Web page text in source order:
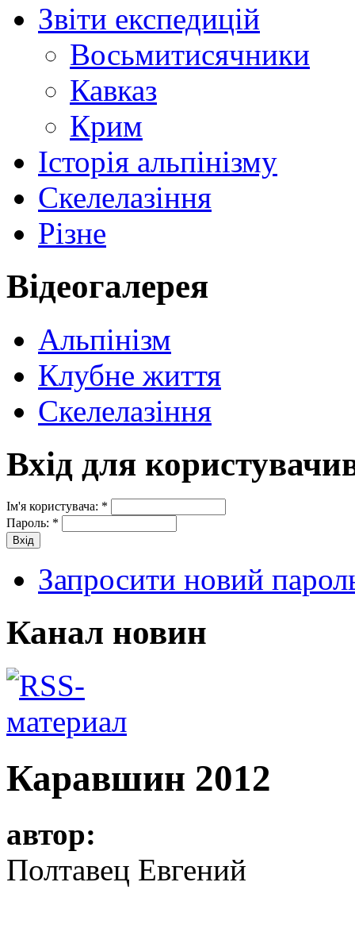
Звіти експедицій
Восьмитисячники
Кавказ
Крим
Історія альпінізму
Скелелазіння
Різне
Відеогалерея
Альпінізм
Клубне життя
Скелелазіння
Вхід для
Ім'я користувача: *
Пароль: *
Запросити новий
Канал новин
Каравшин 2012
автор:
Полтавец Евгений